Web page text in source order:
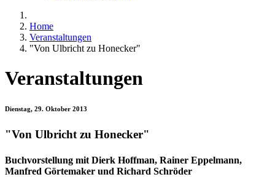
Home
Veranstaltungen
"Von Ulbricht zu Honecker"
Veranstaltungen
Dienstag, 29. Oktober 2013
"Von Ulbricht zu Honecker"
Buchvorstellung mit Dierk Hoffman, Rainer Eppelmann,
Manfred Görtemaker und Richard Schröder